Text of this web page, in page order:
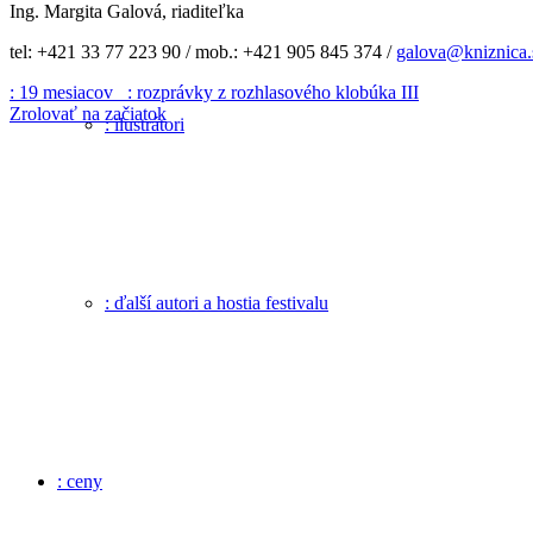
: ilustrátori
: ďalší autori a hostia festivalu
: ceny
Ing. Margita Galová, riaditeľka
tel: +421 33 77 223 90 / mob.: +421 905 845 374 /
: 19 mesiacov
: rozprávky z rozhlasového klobúka III
Zrolovať na začiatok